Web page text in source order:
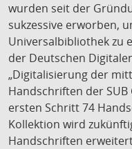
wurden seit der
sukzessive erworben,
Universalbibliothek zu
der Deutschen
„Digitalisierung der
Handschriften der
ersten Schritt 74
Kollektion wird
Handschriften